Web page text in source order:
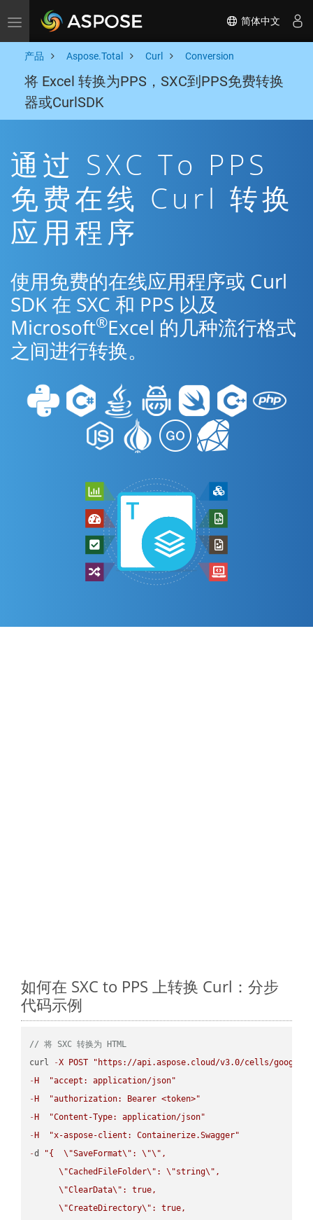
Toggle navigation 简体中文
产品 Aspose.Total Curl Conversion
将 Excel 转换为PPS，SXC到PPS免费转换
器或CurlSDK
通过 SXC To PPS
免费在线 Curl 转换
应用程序
使用免费的在线应用程序或 Curl
SDK 在 SXC 和 PPS 以及
Microsoft®Excel 的几种流行格式
之间进行转换。
如何在 SXC to PPS 上转换 Curl：分步
代码示例
// 将 SXC 转换为 HTML
curl
-X POST
"https://api.aspose.cloud/v3.0/cells/
- H
"accept: application/json"
- H
"authorization: Bearer <token>"
- H
"Content-Type: application/json"
- H
"x-aspose-client: Containerize.Swagger"
-d "{ \"SaveFormat\" : \"\" ,
\"CachedFileFolder\" : \"string\" ,
\"ClearData\" : true,
\"CreateDirectory\" : true,